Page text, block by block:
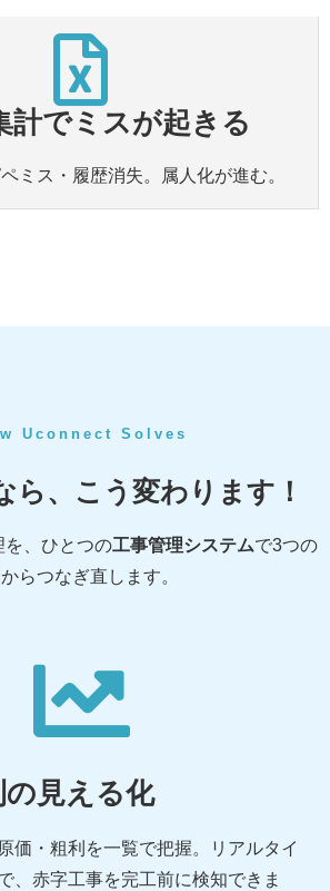
計でミスが起きる
ミス・履歴消失。属人化が進む。
Uconnect Solves
ら、こう変わります！
、ひとつの工事管理システムで3つの
らつなぎ直します。
見える化
価・粗利を一覧で把握。リアルタイ
、赤字工事を完工前に検知できま